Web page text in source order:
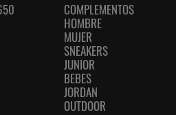
COMPLEMENTOS
HOMBRE
MUJER
SNEAKERS
JUNIOR
BEBES
JORDAN
OUTDOOR